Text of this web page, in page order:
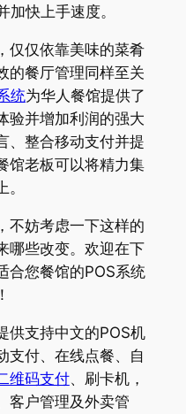
加快上手速度。
仅仅依靠美味的菜肴
的餐厅管理同样至关
统为华人餐馆提供了
验并增加利润的强大
、整合移动支付并提
馆老板可以将精力集
不妨考虑一下这样的
哪些改变。欢迎在下
合您餐馆的POS系统
供支持中文的POS机
支付、在线点餐、自
维码支付、刷卡机，
客户管理及外卖管